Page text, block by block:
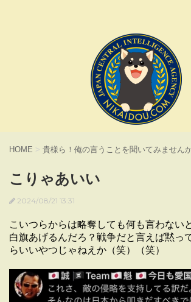
HOME > 貴様ら！俺の言うことを聞いてみません
こりゃあいい
2024/08/21 13:31
こいつらからは略奪しても何も言わない
白旗あげるんだろ？戦争だと言えば黙っ
らいいやつじゃねえか（笑）（笑）